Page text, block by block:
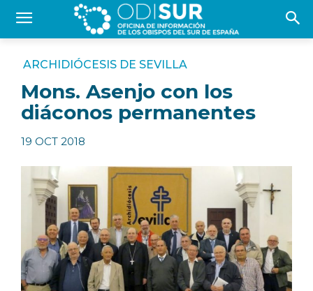
ARCHIDIÓCESIS DE SEVILLA
Mons. Asenjo con los
diáconos permanentes
19 OCT 2018